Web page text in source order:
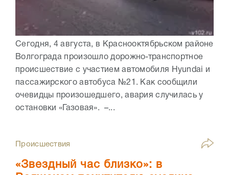
Сегодня, 4 августа, в Краснооктябрьском районе
Волгограда произошло дорожно-транспортное
происшествие с участием автомобиля Hyundai и
пассажирского автобуса №21. Как сообщили
очевидцы произошедшего, авария случилась у
остановки «Газовая». –...
Происшествия
«Звездный час близко»: в